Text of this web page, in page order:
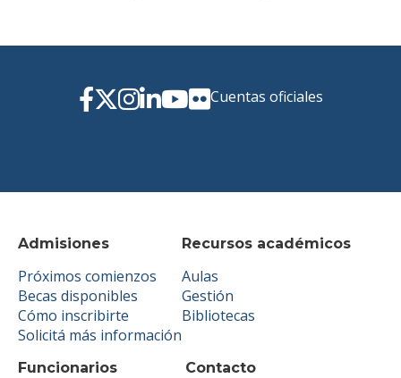
Admisiones
Próximos comienzos
Becas disponibles
Cómo inscribirte
Solicitá más información
Recursos académicos
Aulas
Gestión
Bibliotecas
Funcionarios Contacto
Cuentas oficiales